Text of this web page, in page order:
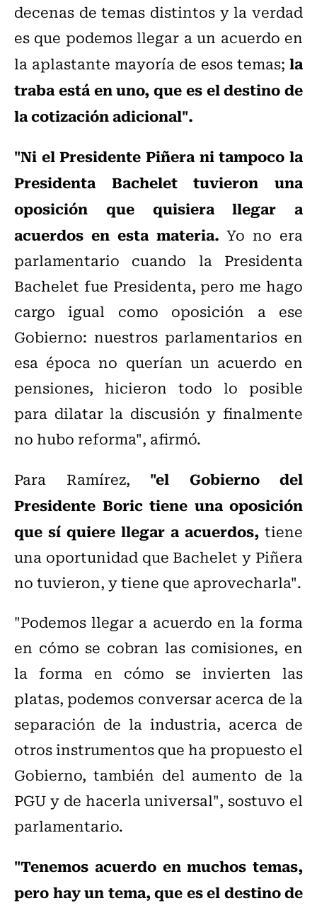
decenas de temas distintos y la verdad
es que podemos llegar a un acuerdo en
la aplastante mayoría de esos temas; la
traba está en uno, que es el destino de
la cotización adicional".
"Ni el Presidente Piñera ni tampoco la
Presidenta Bachelet tuvieron una
oposición que quisiera llegar a
acuerdos en esta materia. Yo no era
parlamentario cuando la Presidenta
Bachelet fue Presidenta, pero me hago
cargo igual como oposición a ese
Gobierno: nuestros parlamentarios en
esa época no querían un acuerdo en
pensiones, hicieron todo lo posible
para dilatar la discusión y finalmente
no hubo reforma", afirmó.
Para Ramírez, "el Gobierno del
Presidente Boric tiene una oposición
que sí quiere llegar a acuerdos, tiene
una oportunidad que Bachelet y Piñera
no tuvieron, y tiene que aprovecharla".
"Podemos llegar a acuerdo en la forma
en cómo se cobran las comisiones, en
la forma en cómo se invierten las
platas, podemos conversar acerca de la
separación de la industria, acerca de
otros instrumentos que ha propuesto el
Gobierno, también del aumento de la
PGU y de hacerla universal", sostuvo el
parlamentario.
"Tenemos acuerdo en muchos temas,
pero hay un tema, que es el destino de